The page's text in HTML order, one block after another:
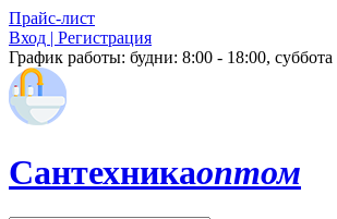
Прайс-лист
Вход | Регистрация
График работы: будни: 8:00 - 18:00,
Сантехникаоптом